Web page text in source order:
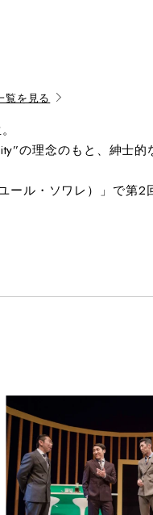
覧を見る
の理念のもと、紳士
ル・ソワレ）」で第2